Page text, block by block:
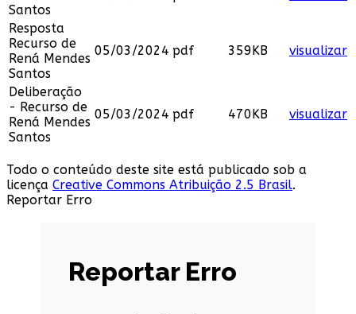
Santos
Resposta
Recurso de
Rená Mendes
Santos
05/03/2024 pdf 359KB visualizar
Deliberação
- Recurso de
Rená Mendes
Santos
05/03/2024 pdf 470KB visualizar
Todo o conteúdo deste site está publicado sob a
licença Creative Commons Atribuição 2.5 Brasil.
Reportar Erro
Reportar Erro